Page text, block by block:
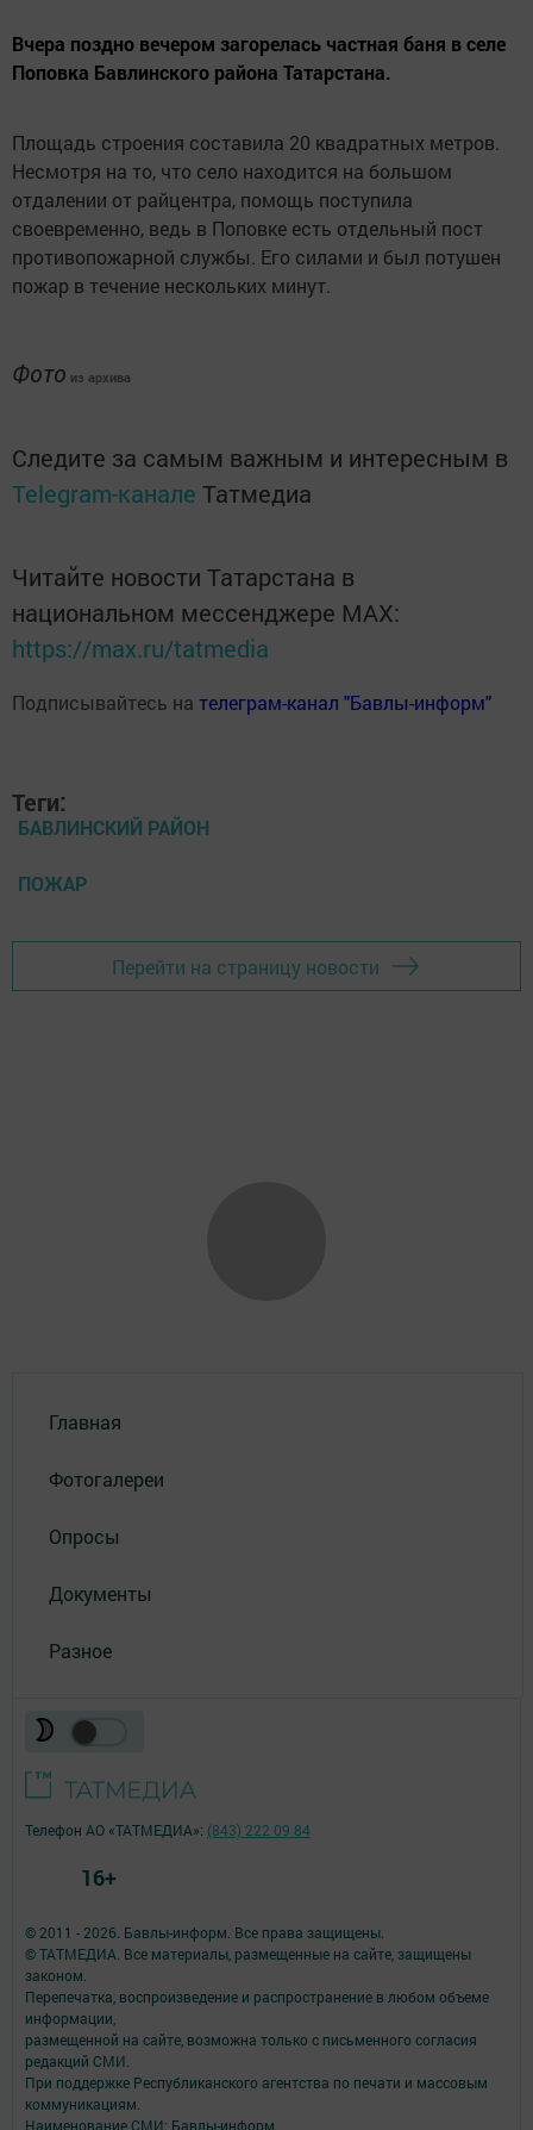
Вчера поздно вечером загорелась частная баня в селе
Поповка Бавлинского района Татарстана.
Площадь строения составила 20 квадратных метров.
Несмотря на то, что село находится на большом
отдалении от райцентра, помощь поступила
своевременно, ведь в Поповке есть отдельный пост
противопожарной службы. Его силами и был потушен
пожар в течение нескольких минут.
Фото из архива
Следите за самым важным и интересным в
Telegram-канале Татмедиа
Читайте новости Татарстана в
национальном мессенджере MАХ:
https://max.ru/tatmedia
Подписывайтесь на телеграм-канал "Бавлы-информ"
Теги:
БАВЛИНСКИЙ РАЙОН
ПОЖАР
Перейти на страницу новости
Главная
Фотогалереи
Опросы
Документы
Разное
© 2011 - 2026. Бавлы-информ. Все права защищены.
© ТАТМЕДИА. Все материалы, размещенные на сайте, защищены
законом.
Перепечатка, воспроизведение и распространение в любом объеме
информации,
размещенной на сайте, возможна только с письменного согласия
редакций СМИ.
При поддержке Республиканского агентства по печати и массовым
коммуникациям.
Наименование СМИ: Бавлы-информ
Телефон АО «ТАТМЕДИА»: (843) 222 09 84
16+